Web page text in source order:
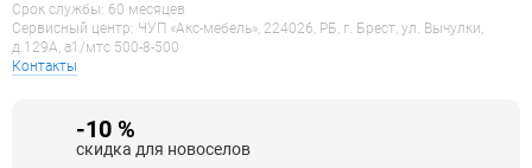
Срок службы: 60 месяцев
Сервисный центр: ЧУП «Акс-мебель», 224026, РБ, г. Брест, ул. Вычулки,
д.129А, a1/мтс 500-8-500
Контакты
-10 %
скидка для новоселов